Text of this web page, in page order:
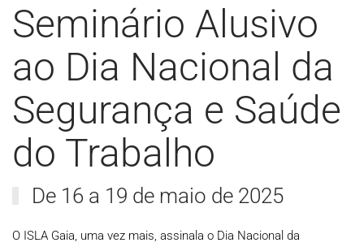
Seminário Alusivo
ao Dia Nacional da
Segurança e Saúde
do Trabalho
De 16 a 19 de maio de 2025
O ISLA Gaia, uma vez mais, assinala o Dia Nacional da